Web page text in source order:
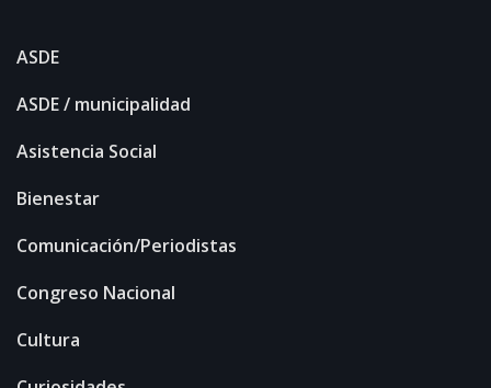
ASDE
ASDE / municipalidad
Asistencia Social
Bienestar
Comunicación/Periodistas
Congreso Nacional
Cultura